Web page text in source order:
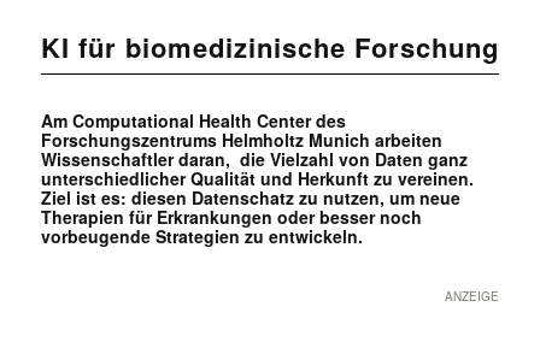
KI für biomedizinische Forschung
Am Computational Health Center des
Forschungszentrums Helmholtz Munich arbeiten
Wissenschaftler daran, die Vielzahl von Daten ganz
unterschiedlicher Qualität und Herkunft zu vereinen.
Ziel ist es: diesen Datenschatz zu nutzen, um neue
Therapien für Erkrankungen oder besser noch
vorbeugende Strategien zu entwickeln.
ANZEIGE